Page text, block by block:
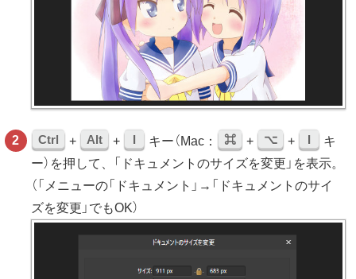
Ctrl + Alt + I キー（Mac： ⌘ + ⌥ + I
キ
ー）を押して、「ドキュメントのサイズを変更」を表示。
（「メニューの「ドキュメント」→「ドキュメントのサイ
ズを変更」でもOK）